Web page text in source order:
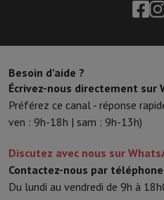
Besoin d’aide ?
Écrivez-nous directement sur
Préférez ce canal - réponse
ven : 9h-18h | sam : 9h-13h)
Discutez avec nous sur
Contactez-nous par téléphone
Du lundi au vendredi de 9h à